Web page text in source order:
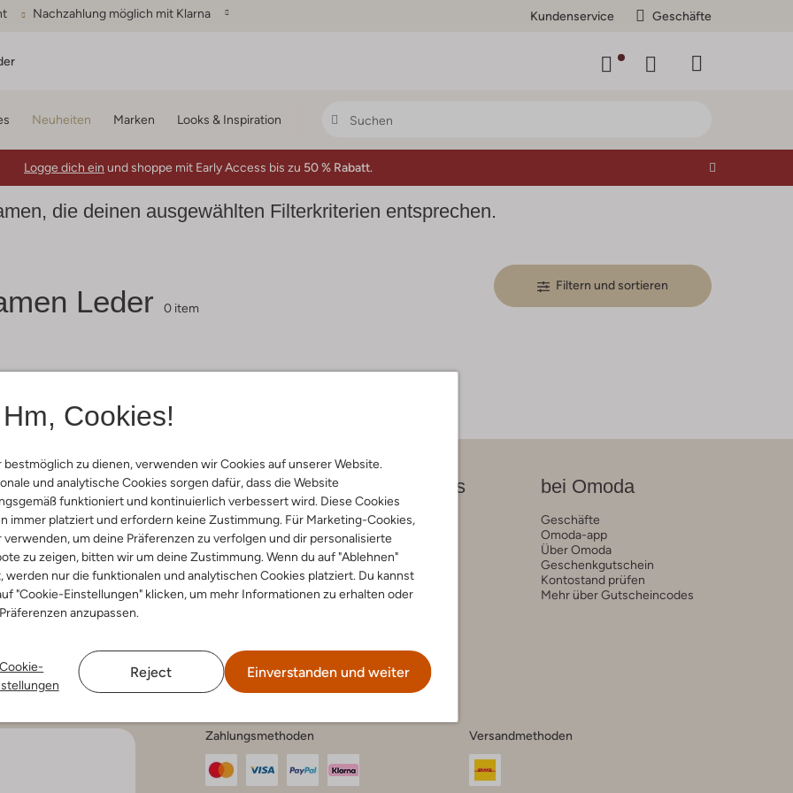
Nachzahlung möglich mit Klarna Kundenservice Geschäfte
Hm, Cookies!
bestmöglich zu dienen, verwenden wir Cookies auf unserer Website.
und analytische Cookies sorgen dafür, dass die Website
funktioniert und kontinuierlich verbessert wird. Diese Cookies
immer platziert und erfordern keine Zustimmung. Für Marketing-Cookies,
verwenden, um deine Präferenzen zu verfolgen und dir personalisierte
zu zeigen, bitten wir um deine Zustimmung. Wenn du auf "Ablehnen"
werden nur die funktionalen und analytischen Cookies platziert. Du kannst
"Cookie-Einstellungen" klicken, um mehr Informationen zu erhalten oder
anzupassen.
Cookie-
Reject Einverstanden und weiter
Neuheiten Marken Looks & Inspiration
Logge dich ein und shoppe mit Early Access bis zu 50 % Rabatt.
die deinen ausgewählten Filterkriterien entsprechen.
Leder 0 item
Filtern und sortieren
und
und Beschwerden
Account
Mein Konto
Häufig gestellte Fragen
Fashion News
Tipps & Trends
bei Omoda
Geschäfte
Omoda-app
Über Omoda
Geschenkgutschein
Kontostand prüfen
Mehr über Gutscheincodes
Zahlungsmethoden Versandmethoden